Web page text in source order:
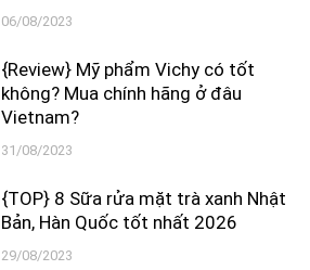
06/08/2023
{Review} Mỹ phẩm Vichy có tốt
không? Mua chính hãng ở đâu
Vietnam?
31/08/2023
{TOP} 8 Sữa rửa mặt trà xanh Nhật
Bản, Hàn Quốc tốt nhất 2026
29/08/2023